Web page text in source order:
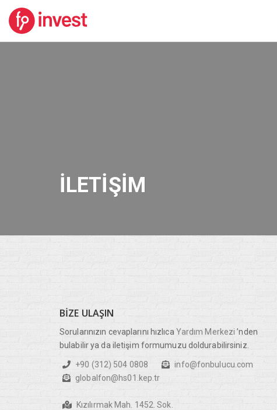
İLETIŞIM
BIZE ULAŞIN
Sorularınızın cevaplarını hızlıca Yardım Merkezi ’nden
bulabilir ya da iletişim formumuzu doldurabilirsiniz.
+90 (312) 504 0808
info@fonbulucu.com
globalfon@hs01.kep.tr
Kızılırmak Mah. 1452. Sok.